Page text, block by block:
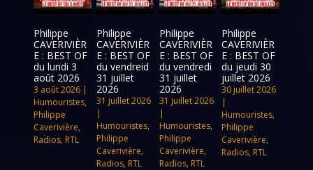
Philippe
CAVERIVIÈR
E : BEST OF
du lundi 3
août 2026
3 août 2026 |
Humouristes,
Philippe
Caverivière,
Radios, RTL
Philippe
CAVERIVIÈR
E : BEST OF
du vendreid
31 juillet
2026
31 juillet 2026
|
Humouristes,
Philippe
Caverivière,
Radios, RTL
Philippe
CAVERIVIÈR
E : BEST OF
du vendredi
31 juillet
2026
31 juillet 2026
|
Humouristes,
Philippe
Caverivière,
Radios, RTL
Philippe
CAVERIVIÈR
E : BEST OF
du jeudi 30
juillet 2026
30 juillet 2026
|
Humouristes,
Philippe
Caverivière,
Radios, RTL